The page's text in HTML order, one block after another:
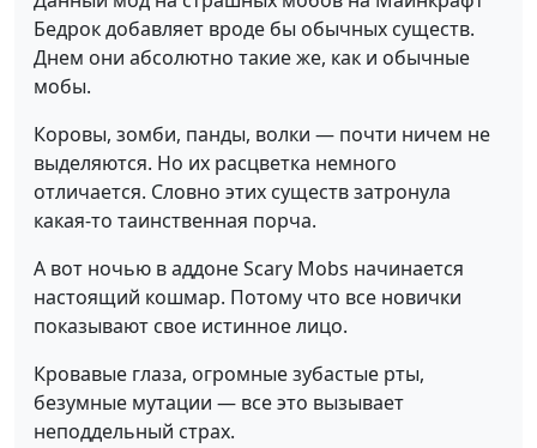
Бедрок добавляет вроде бы обычных существ.
Днем они абсолютно такие же, как и обычные
мобы.
Коровы, зомби, панды, волки — почти ничем не
выделяются. Но их расцветка немного
отличается. Словно этих существ затронула
какая-то таинственная порча.
А вот ночью в аддоне Scary Mobs начинается
настоящий кошмар. Потому что все новички
показывают свое истинное лицо.
Кровавые глаза, огромные зубастые рты,
безумные мутации — все это вызывает
неподдельный страх.